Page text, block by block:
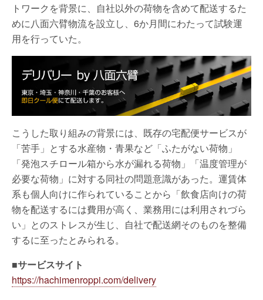
トワークを背景に、自社以外の荷物を含めて配送するた
めに八面六臂物流を設立し、6か月間にわたって試験運
用を行っていた。
こうした取り組みの背景には、既存の宅配便サービスが
「苦手」とする水産物・青果など「ふたがない荷物」
「発泡スチロール箱から水が漏れる荷物」「温度管理が
必要な荷物」に対する同社の問題意識があった。運賃体
系も個人向けに作られていることから「飲食店向けの荷
物を配送するには費用が高く、業務用には利用されづら
い」とのストレスが生じ、自社で配送網そのものを整備
するに至ったとみられる。
■サービスサイト
https://hachimenroppi.com/delivery